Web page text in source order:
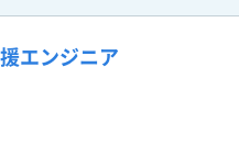
エンジニア